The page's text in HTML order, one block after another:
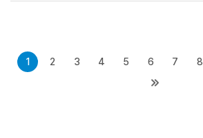
1 2 3 4 5 6 7 8